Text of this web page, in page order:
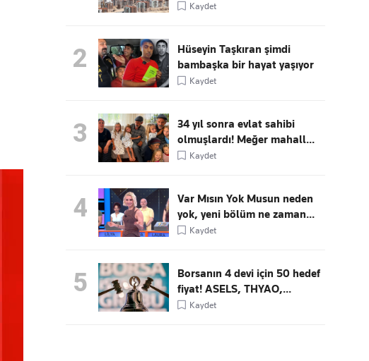
Kaydet
2
Hüseyin Taşkıran şimdi
bambaşka bir hayat yaşıyor
Kaydet
3
34 yıl sonra evlat sahibi
olmuşlardı! Meğer mahall...
Kaydet
4
Var Mısın Yok Musun neden
yok, yeni bölüm ne zaman...
Kaydet
5
Borsanın 4 devi için 50 hedef
fiyat! ASELS, THYAO,...
Kaydet